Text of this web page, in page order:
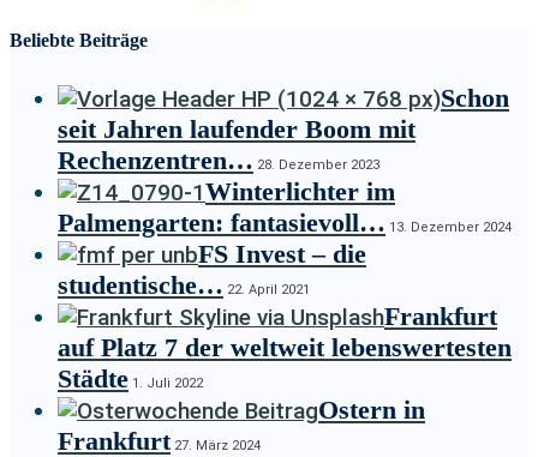
Beliebte Beiträge
Schon
seit Jahren laufender Boom mit
Rechenzentren… 28. Dezember 2023
Winterlichter im
Palmengarten: fantasievoll… 13. Dezember 2024
FS Invest – die
studentische… 22. April 2021
Frankfurt
auf Platz 7 der weltweit lebenswertesten
Städte 1. Juli 2022
Ostern in
Frankfurt27. März 2024